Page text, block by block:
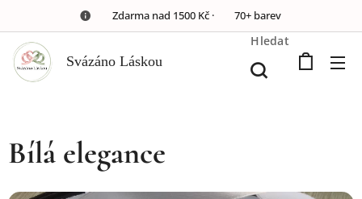
🚚 Zdarma nad 1500 Kč · 🎀 70+ barev
Svázáno Láskou
Hledat
Bílá elegance